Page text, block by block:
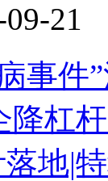
21
事件
降杠
地|